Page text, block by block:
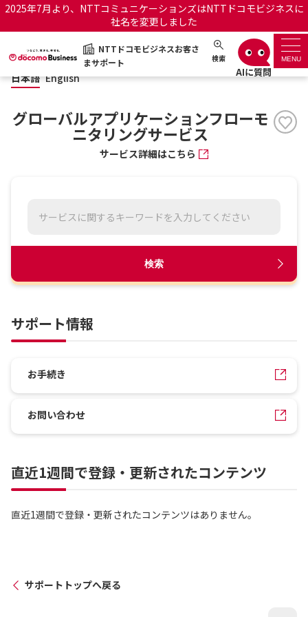
2025年7月より、NTTコミュニケーションズはNTTドコモビジネスに
社名を変更しました
NTTドコモビジネスお客さ
まサポート
検索 MENU
NTTドコモビジネスお客さまサポート 日本語 English
サポートトップ
サービス名から探す
OCNのお客さまはこちら
ビス
オフィシャルサイト
日本語 English
グローバルアプリケーションフローモ
ニタリングサービス
サービス詳細はこちら
検索
サポート情報
お手続き
お問い合わせ
直近1週間で登録・更新されたコンテンツ
直近1週間で登録・更新されたコンテンツはありません。
サポートトップへ戻る